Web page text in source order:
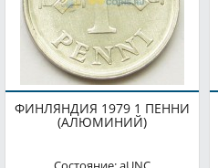
ФИНЛЯНДИЯ 1979 1 ПЕННИ
(АЛЮМИНИЙ)